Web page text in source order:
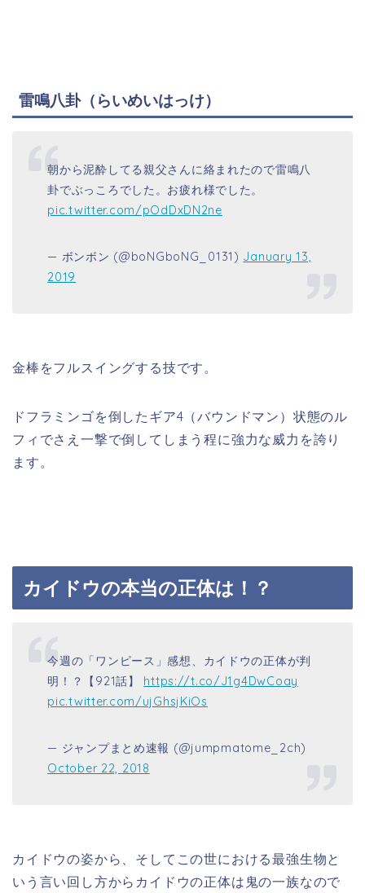
雷鳴八卦（らいめいはっけ）
朝から泥酔してる親父さんに絡まれたので雷鳴八
卦でぶっころでした。お疲れ様でした。
pic.twitter.com/pOdDxDN2ne
— ボンボン (@boNGboNG_0131) January 13,
2019
金棒をフルスイングする技です。
ドフラミンゴを倒したギア4（バウンドマン）状態のル
フィでさえ一撃で倒してしまう程に強力な威力を誇り
ます。
カイドウの本当の正体は！？
今週の「ワンピース」感想、カイドウの正体が判
明！？【921話】 https://t.co/J1g4DwCoay
pic.twitter.com/ujGhsjKiOs
— ジャンプまとめ速報 (@jumpmatome_2ch)
October 22, 2018
カイドウの姿から、そしてこの世における最強生物と
いう言い回し方からカイドウの正体は鬼の一族なので